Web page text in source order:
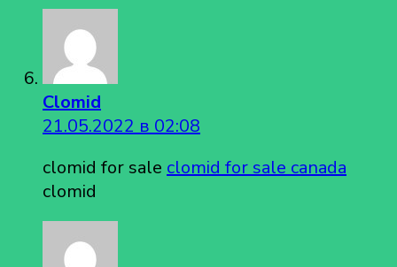
Clomid
21.05.2022 в 02:08
clomid for sale clomid for sale canada
clomid